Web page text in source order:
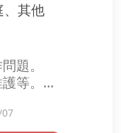
、其他
題。
等。